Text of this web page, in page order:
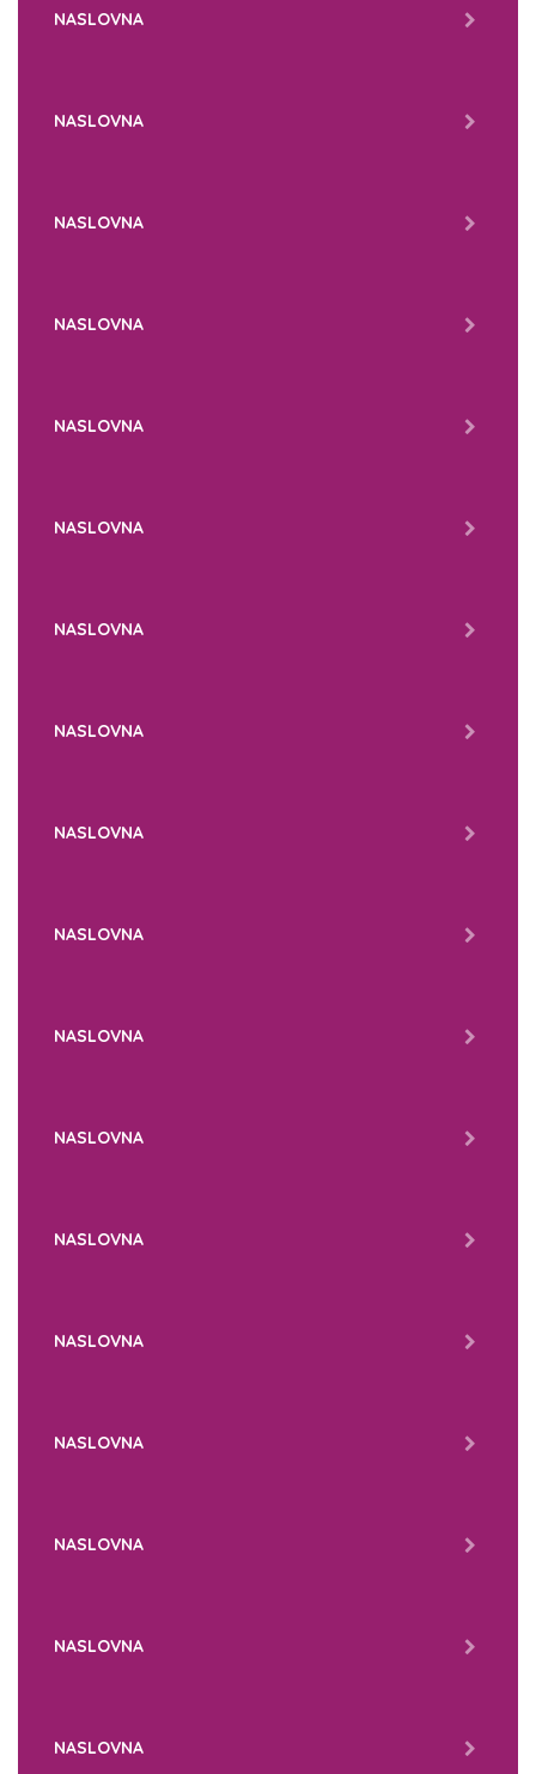
NASLOVNA
NASLOVNA
NASLOVNA
NASLOVNA
NASLOVNA
NASLOVNA
NASLOVNA
NASLOVNA
NASLOVNA
NASLOVNA
NASLOVNA
NASLOVNA
NASLOVNA
NASLOVNA
NASLOVNA
NASLOVNA
NASLOVNA
NASLOVNA